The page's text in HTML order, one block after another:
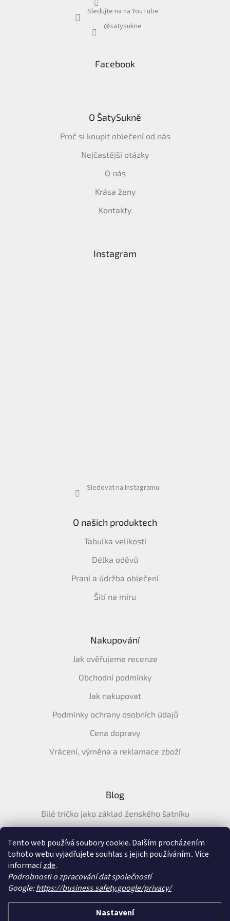
Tento web používá soubory cookie. Dalším procházením
tohoto webu vyjadřujete souhlas s jejich používáním.. Více
informacízde.
Podrobnosti o zpracování dat společností
Google:https://business.safety.google/privacy/
Nastavení
Sledujte na na YouTube
@satysukne
Facebook
O ŠatySukně
Proč si koupit oblečení od nás
Nejčastější otázky
O nás
Krása ženy
Kontakty
Instagram
Sledovat na Instagramu
O našich produktech
Tabulka velikostí
Délka oděvů
Praní a údržba oblečení
Šití na míru
Nakupování
Jak ověřujeme recenze
Obchodní podmínky
Jak nakupovat
Podmínky ochrany osobních údajů
Cena dopravy
Vrácení, výměna a reklamace zboží
Blog
Bílé tričko jako základ ženského šatníku
tričko na léto
Průvodce letními šaty: pohodlné, vzdušné a ženské šaty na
Vytvořil Shoptet &